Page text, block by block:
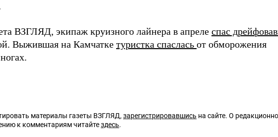
ВЗГЛЯД, экипаж круизного лайнера в апреле спас
Выжившая на Камчатке туристка спаслась от обморожения
материалы газеты ВЗГЛЯД, зарегистрировавшись на сайте. О
к комментариям читайтездесь.